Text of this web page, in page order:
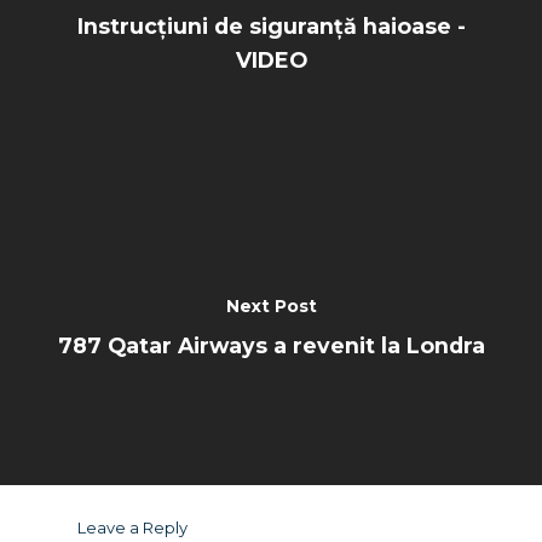
Instrucțiuni de siguranță haioase -
VIDEO
Next Post
787 Qatar Airways a revenit la Londra
Leave a Reply